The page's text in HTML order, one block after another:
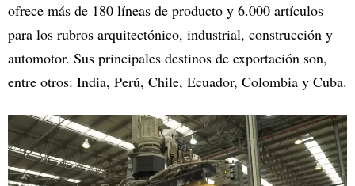
ofrece más de 180 líneas de producto y 6.000 artículos
para los rubros arquitectónico, industrial, construcción y
automotor. Sus principales destinos de exportación son,
entre otros: India, Perú, Chile, Ecuador, Colombia y Cuba.